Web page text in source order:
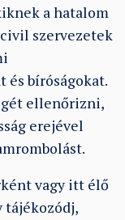
a hatalom
szervezetek
és bíróságokat.
ellenőrizni,
erejével
vagy itt élő
tájékozódj,